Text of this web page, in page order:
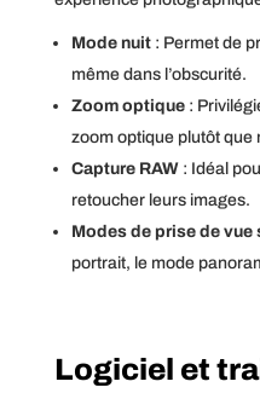
Mode nuit: Permet de
même dans l’obscurité.
Zoom optique:
zoom optique plutôt que
Capture RAW: Idéal
retoucher leurs images.
Modes de prise de vue
portrait, le mode
Logiciel et